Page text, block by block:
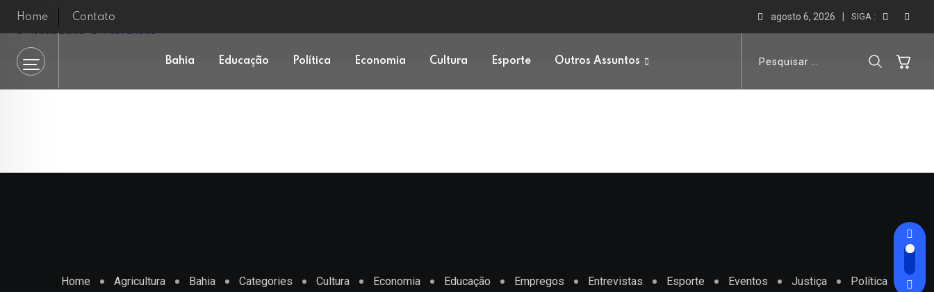
Home Contato agosto 6, 2026 SIGA :
Bahia Educação Política Economia Cultura Esporte Outros Assuntos
Home Agricultura Bahia Categories Cultura Economia Educação Empregos Entrevistas Esporte Eventos Justiça Política